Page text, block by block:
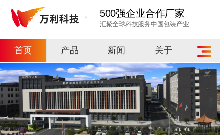
500强企业合作厂家
汇聚全球科技服务中国包装产业
首页 产品 新闻 关于